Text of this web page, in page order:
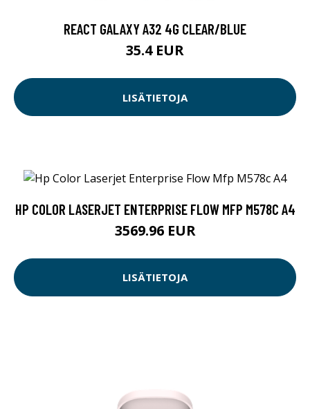
REACT GALAXY A32 4G CLEAR/BLUE
35.4 EUR
LISÄTIETOJA
HP COLOR LASERJET ENTERPRISE FLOW MFP M578C A4
3569.96 EUR
LISÄTIETOJA